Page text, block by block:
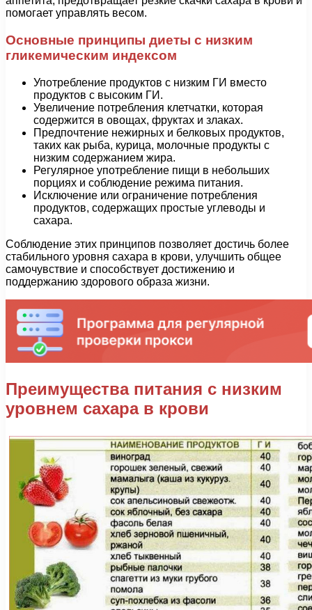
помогает управлять весом.
Основные принципы диеты с низким
гликемическим индексом
Употребление продуктов с низким ГИ вместо
продуктов с высоким ГИ.
Увеличение потребления клетчатки, которая
содержится в овощах, фруктах и злаках.
Предпочтение нежирных и белковых продуктов,
таких как рыба, курица, молочные продукты с
низким содержанием жира.
Регулярное употребление пищи в небольших
порциях и соблюдение режима питания.
Исключение или ограничение потребления
продуктов, содержащих простые углеводы и
сахара.
Соблюдение этих принципов позволяет достичь более
стабильного уровня сахара в крови, улучшить общее
самочувствие и способствует достижению и
поддержанию здорового образа жизни.
Преимущества питания с низким
уровнем сахара в крови